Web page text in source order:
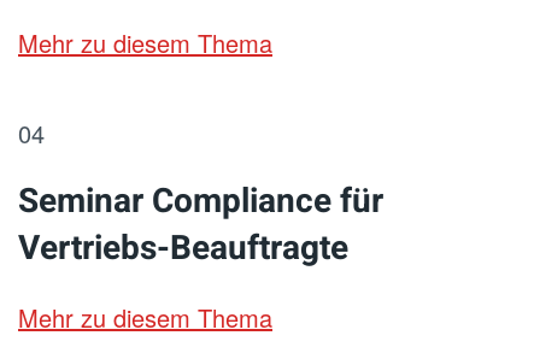
Mehr zu diesem Thema
04
Seminar Compliance für
Vertriebs-Beauftragte
Mehr zu diesem Thema